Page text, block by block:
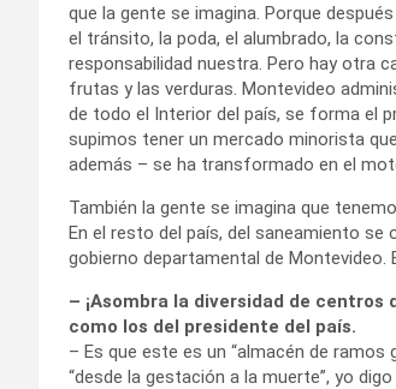
que la gente se imagina. Porque
el tránsito, la poda, el alumbrado, la
responsabilidad nuestra. Pero hay otra
frutas y las verduras. Montevideo
de todo el Interior del país, se forma el
supimos tener un mercado minorista
además – se ha transformado en el
También la gente se imagina que
En el resto del país, del saneamiento se
gobierno departamental de Montevideo.
– ¡Asombra la diversidad de
como los del presidente del país.
– Es que este es un “almacén de
“desde la gestación a la muerte”, yo